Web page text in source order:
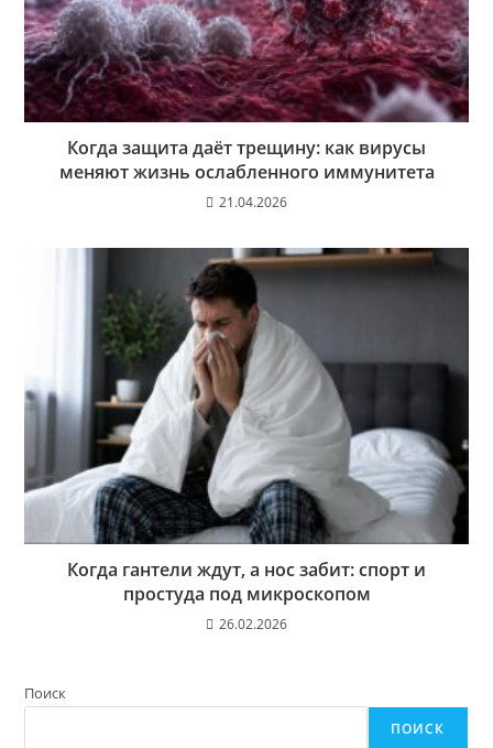
Когда защита даёт трещину: как вирусы
меняют жизнь ослабленного иммунитета
21.04.2026
Когда гантели ждут, а нос забит: спорт и
простуда под микроскопом
26.02.2026
Поиск
ПОИСК